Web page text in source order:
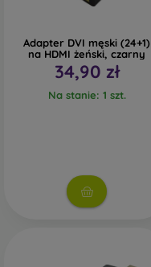
Adapter DVI męski (24+1)
na HDMI żeński, czarny
34,90 zł
Na stanie: 1 szt.